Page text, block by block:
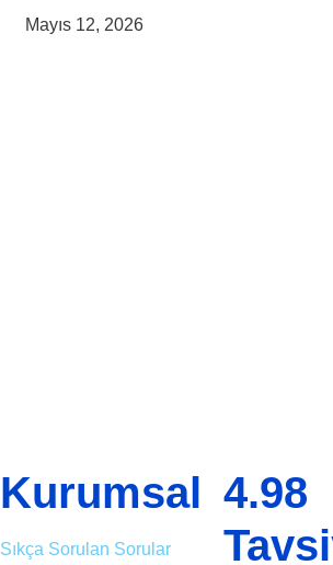
Mayıs 12, 2026
Kurumsal
Sıkça Sorulan Sorular
4.98